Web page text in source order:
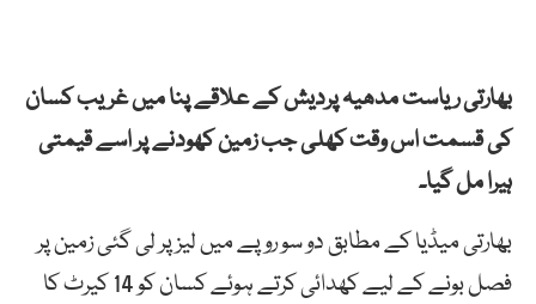
بھارتی ریاست مدھیہ پردیش کے علاقے پنا میں غریب کسان
کی قسمت اس وقت کھلی جب زمین کھودنے پر اسے قیمتی
ہیرا مل گیا۔
بھارتی میڈیا کے مطابق دو سو روپے میں لیز پر لی گئی زمین پر
فصل بونے کے لیے کھدائی کرتے ہوئے کسان کو 14 کیرٹ کا